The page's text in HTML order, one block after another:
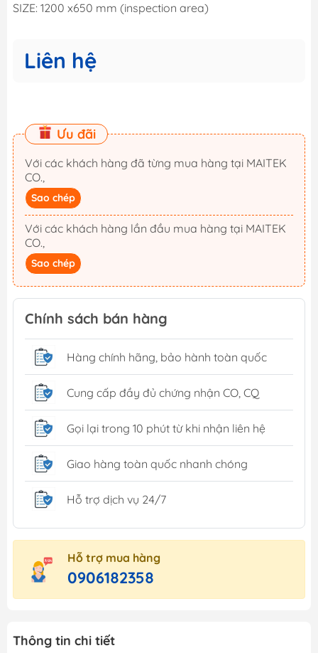
SIZE: 1200 x650 mm (inspection area)
Liên hệ
Ưu đãi
Với các khách hàng đã từng mua hàng tại MAITEK
CO.,
Sao chép
Với các khách hàng lần đầu mua hàng tại MAITEK
CO.,
Sao chép
Chính sách bán hàng
Hàng chính hãng, bảo hành toàn quốc
Cung cấp đầy đủ chứng nhận CO, CQ
Gọi lại trong 10 phút từ khi nhận liên hệ
Giao hàng toàn quốc nhanh chóng
Hỗ trợ dịch vụ 24/7
Hỗ trợ mua hàng
0906182358
Thông tin chi tiết